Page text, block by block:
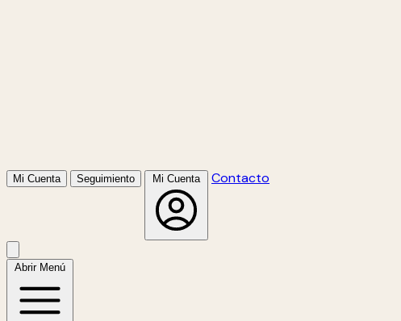
Mi Cuenta Seguimiento Mi Cuenta Contacto
Abrir Menú